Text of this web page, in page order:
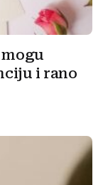
i rano